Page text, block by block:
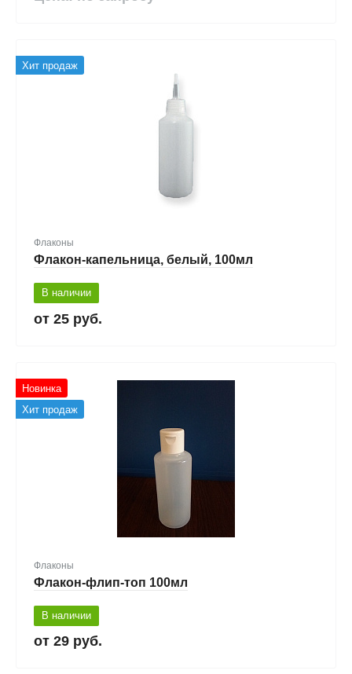
Хит продаж
Флаконы
Флакон-капельница, белый, 100мл
В наличии
25 руб.
Новинка
Хит продаж
Флаконы
Флакон-флип-топ 100мл
В наличии
29 руб.